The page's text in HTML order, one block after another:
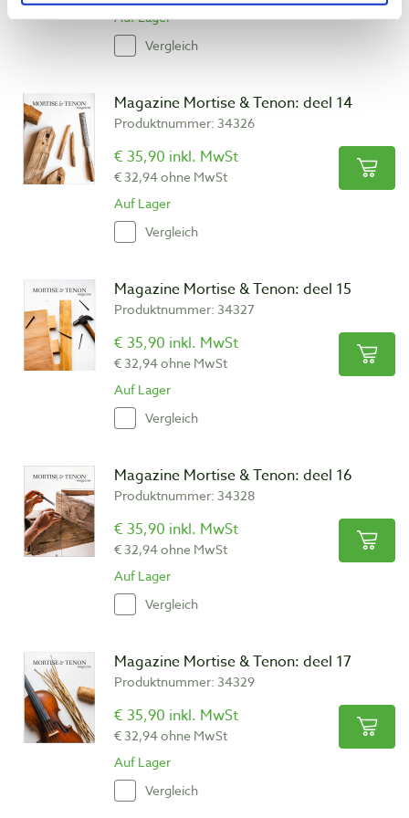
Auf Lager
Vergleich
Magazine Mortise & Tenon: deel 14
Produktnummer: 34326
€ 35,90 inkl. MwSt
€ 32,94 ohne MwSt
Auf Lager
Vergleich
Magazine Mortise & Tenon: deel 15
Produktnummer: 34327
€ 35,90 inkl. MwSt
€ 32,94 ohne MwSt
Auf Lager
Vergleich
Magazine Mortise & Tenon: deel 16
Produktnummer: 34328
€ 35,90 inkl. MwSt
€ 32,94 ohne MwSt
Auf Lager
Vergleich
Magazine Mortise & Tenon: deel 17
Produktnummer: 34329
€ 35,90 inkl. MwSt
€ 32,94 ohne MwSt
Auf Lager
Vergleich